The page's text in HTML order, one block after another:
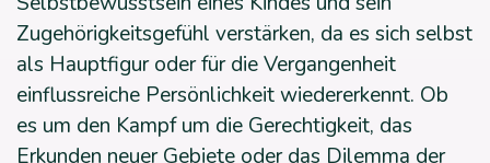
Zugehörigkeitsgefühl verstärken, da es sich selbst
als Hauptfigur oder für die Vergangenheit
einflussreiche Persönlichkeit wiedererkennt. Ob
es um den Kampf um die Gerechtigkeit, das
Erkunden neuer Gebiete oder das Dilemma der